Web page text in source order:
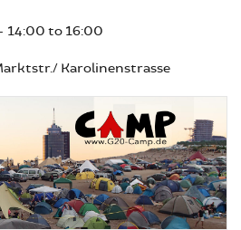
14:00 to 16:00
Karolinenstrasse